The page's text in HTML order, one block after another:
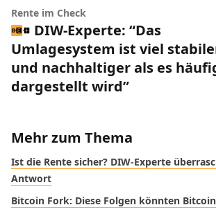
Rente im Check
DIW-Experte: “Das
Umlagesystem ist viel
und nachhaltiger als es
dargestellt wird”
Mehr zum Thema
Ist die Rente sicher? DIW-Experte
Antwort
Bitcoin Fork: Diese Folgen könnten